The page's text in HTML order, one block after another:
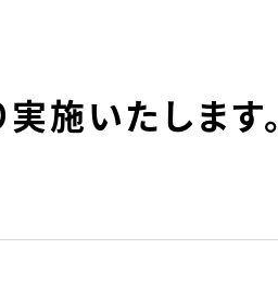
施いたします。